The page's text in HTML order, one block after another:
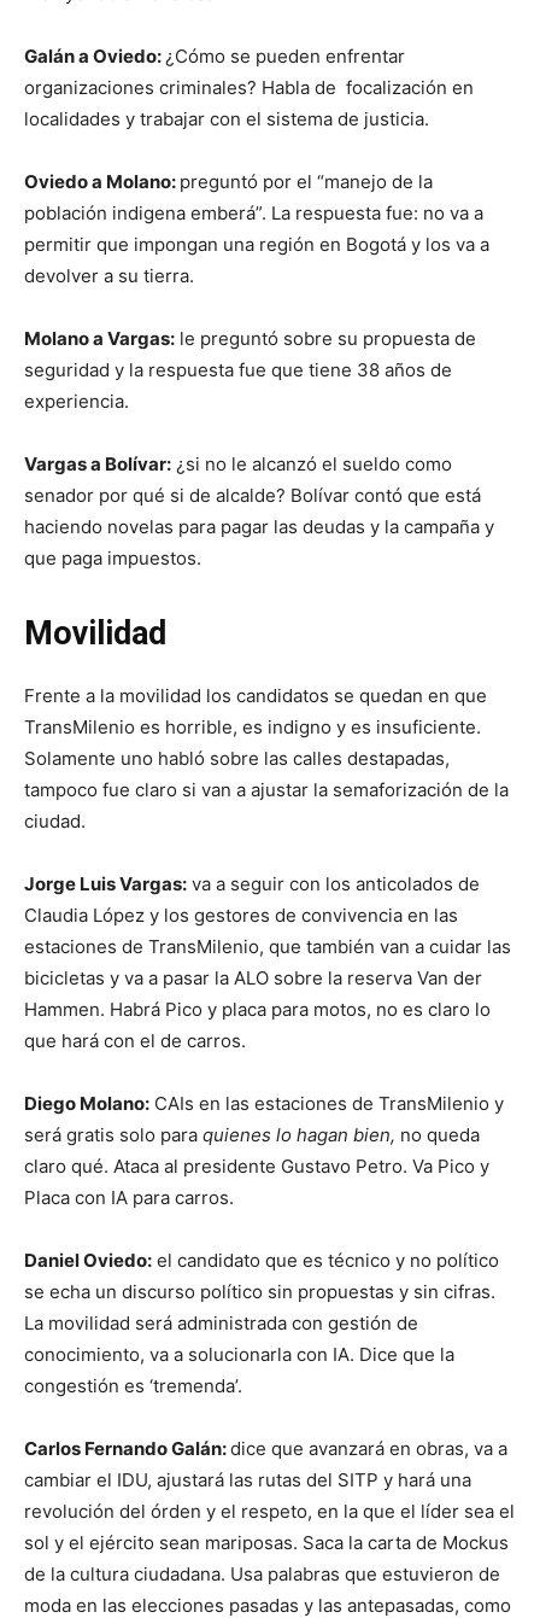
Galán a Oviedo: ¿Cómo se pueden enfrentar
organizaciones criminales? Habla de focalización en
localidades y trabajar con el sistema de justicia.
Oviedo a Molano: preguntó por el “manejo de la
población indigena emberá”. La respuesta fue: no va a
permitir que impongan una región en Bogotá y los va a
devolver a su tierra.
Molano a Vargas: le preguntó sobre su propuesta de
seguridad y la respuesta fue que tiene 38 años de
experiencia.
Vargas a Bolívar: ¿si no le alcanzó el sueldo como
senador por qué si de alcalde? Bolívar contó que está
haciendo novelas para pagar las deudas y la campaña y
que paga impuestos.
Movilidad
Frente a la movilidad los candidatos se quedan en que
TransMilenio es horrible, es indigno y es insuficiente.
Solamente uno habló sobre las calles destapadas,
tampoco fue claro si van a ajustar la semaforización de la
ciudad.
Jorge Luis Vargas: va a seguir con los anticolados de
Claudia López y los gestores de convivencia en las
estaciones de TransMilenio, que también van a cuidar las
bicicletas y va a pasar la ALO sobre la reserva Van der
Hammen. Habrá Pico y placa para motos, no es claro lo
que hará con el de carros.
Diego Molano: CAIs en las estaciones de TransMilenio y
será gratis solo para quienes lo hagan bien, no queda
claro qué. Ataca al presidente Gustavo Petro. Va Pico y
Placa con IA para carros.
Daniel Oviedo: el candidato que es técnico y no político
se echa un discurso político sin propuestas y sin cifras.
La movilidad será administrada con gestión de
conocimiento, va a solucionarla con IA. Dice que la
congestión es ‘tremenda’.
Carlos Fernando Galán:dice que avanzará en obras, va a
cambiar el IDU, ajustará las rutas del SITP y hará una
revolución del órden y el respeto, en la que el líder sea el
sol y el ejército sean mariposas. Saca la carta de Mockus
de la cultura ciudadana. Usa palabras que estuvieron de
moda en las elecciones pasadas y las antepasadas, como